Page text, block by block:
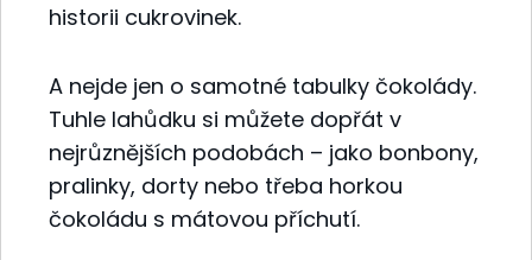
historii cukrovinek.
A nejde jen o samotné tabulky čokolády.
Tuhle lahůdku si můžete dopřát v
nejrůznějších podobách – jako bonbony,
pralinky, dorty nebo třeba horkou
čokoládu s mátovou příchutí.